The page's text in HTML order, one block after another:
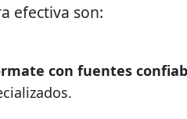
efectiva son:
con fuentes